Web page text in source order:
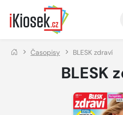
Přejít na hlavní obsah
Časopisy BLESK zdraví
BLESK